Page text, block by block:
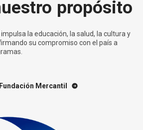
propósito
impulsa la educación, la salud, la cultura y
su compromiso con el país a
Mercantil